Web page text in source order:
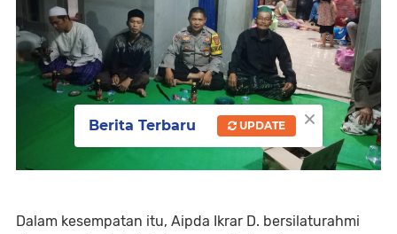
Dalam kesempatan itu, Aipda Ikrar D. bersilaturahmi
×
Berita Terbaru UPDATE